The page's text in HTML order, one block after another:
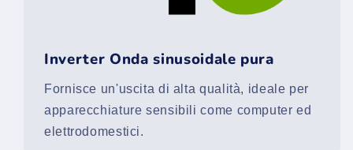
Inverter Onda sinusoidale pura
Fornisce un'uscita di alta qualità, ideale per
apparecchiature sensibili come computer ed
elettrodomestici.